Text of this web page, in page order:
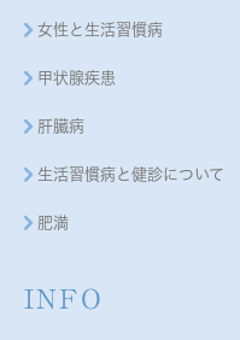
女性と生活習慣病
甲状腺疾患
肝臓病
生活習慣病と健診について
肥満
INFO